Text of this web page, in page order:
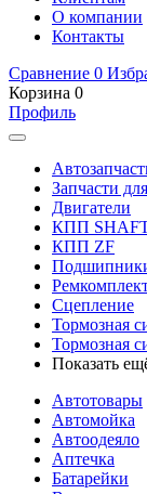
О компании
Контакты
Сравнение 0
Корзина 0
Профиль
Запчасти
Двигатели
КПП
КПП ZF
Сцепление
Тормозная
Тормозная
Показать
Автотовары
Автомойка
Автоодеяло
Аптечка
Батарейки